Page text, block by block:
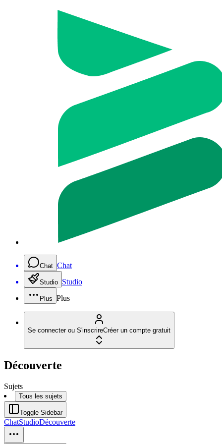
Chat Chat
Studio Studio
Plus Plus
Se connecter ou S'inscrireCréer un compte gratuit
Découverte
Sujets
Tous les sujets
Toggle Sidebar
ChatStudioDécouverte